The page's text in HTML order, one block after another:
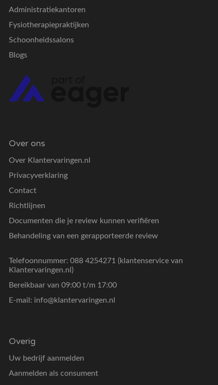
Administratiekantoren
Fysiotherapiepraktijken
Schoonheidssalons
Blogs
Over ons
Over Klantervaringen.nl
Privacyverklaring
Contact
Richtlijnen
Documenten die je review kunnen verifiëren
Behandeling van een gerapporteerde review
Telefoonnummer: 088 4254271 (klantenservice van
Klantervaringen.nl)
Bereikbaar van 09:00 t/m 17:00
E-mail: info@klantervaringen.nl
Overig
Uw bedrijf aanmelden
Aanmelden als consument